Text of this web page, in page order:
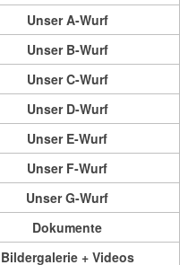
Unser A-Wurf
Unser B-Wurf
Unser C-Wurf
Unser D-Wurf
Unser E-Wurf
Unser F-Wurf
Unser G-Wurf
Dokumente
Bildergalerie + Videos